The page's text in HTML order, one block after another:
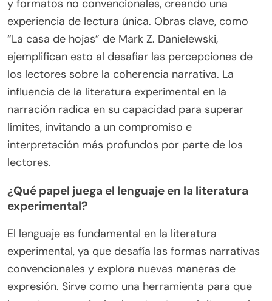
y formatos no convencionales, creando una
experiencia de lectura única. Obras clave, como
“La casa de hojas” de Mark Z. Danielewski,
ejemplifican esto al desafiar las percepciones de
los lectores sobre la coherencia narrativa. La
influencia de la literatura experimental en la
narración radica en su capacidad para superar
límites, invitando a un compromiso e
interpretación más profundos por parte de los
lectores.
¿Qué papel juega el lenguaje en la literatura
experimental?
El lenguaje es fundamental en la literatura
experimental, ya que desafía las formas narrativas
convencionales y explora nuevas maneras de
expresión. Sirve como una herramienta para que